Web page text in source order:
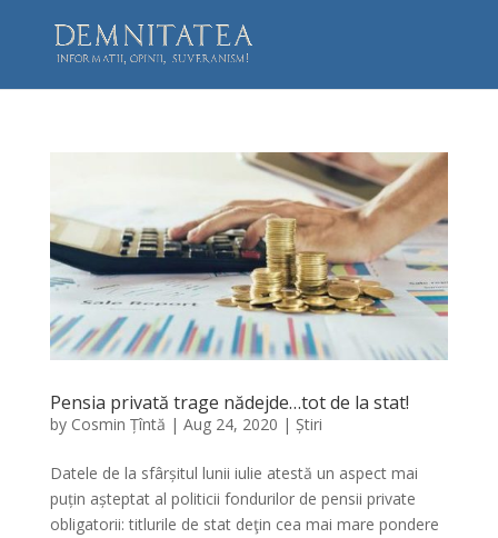
Pensia privată trage nădejde…tot de la stat!
by Cosmin Țîntă | Aug 24, 2020 | Știri
Datele de la sfârșitul lunii iulie atestă un aspect mai
puțin așteptat al politicii fondurilor de pensii private
obligatorii: titlurile de stat deţin cea mai mare pondere